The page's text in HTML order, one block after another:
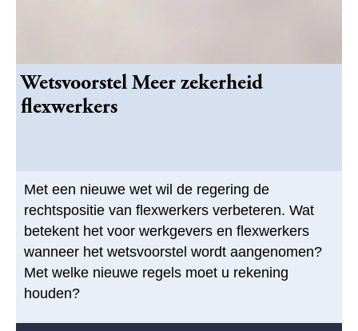
Wetsvoorstel Meer zekerheid
flexwerkers
Met een nieuwe wet wil de regering de
rechtspositie van flexwerkers verbeteren. Wat
betekent het voor werkgevers en flexwerkers
wanneer het wetsvoorstel wordt aangenomen?
Met welke nieuwe regels moet u rekening
houden?